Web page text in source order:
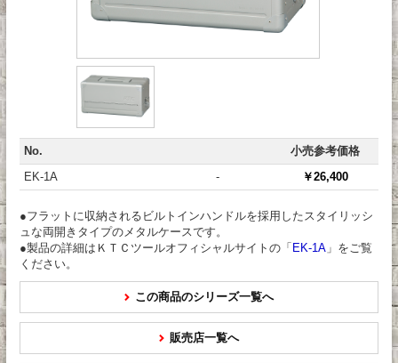
No.
小売参考価格
EK-1A
- ￥26,400
●フラットに収納されるビルトインハンドルを採用したスタイリッシ
ュな両開きタイプのメタルケースです。
●製品の詳細はＫＴＣツールオフィシャルサイトの「 EK-1A 」をご覧
ください。
この商品のシリーズ一覧へ
販売店一覧へ